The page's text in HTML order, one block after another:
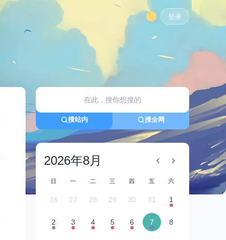
登录
搜站内 搜全网
2026年8月
日 一 二 三 四 五 六
26 27 28 29 30 31 1
2 3 4 5 6 7 8